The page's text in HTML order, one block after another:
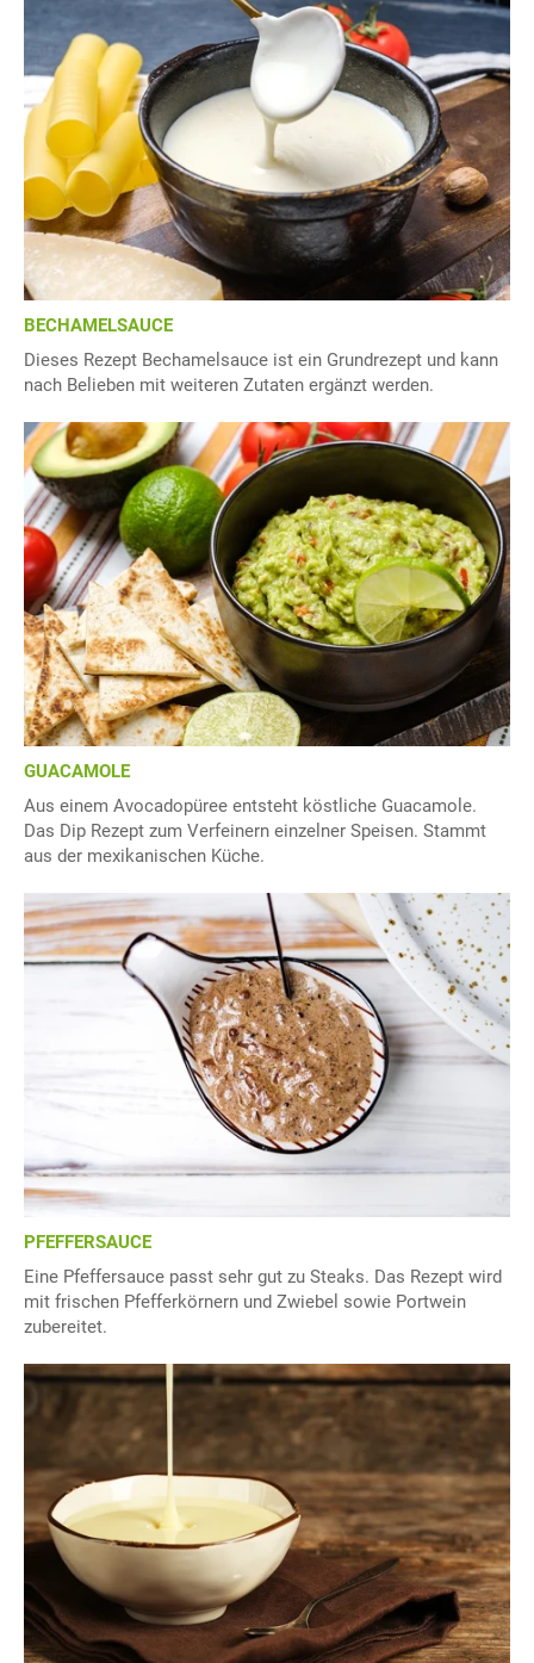
BECHAMELSAUCE
Dieses Rezept Bechamelsauce ist ein Grundrezept und kann
nach Belieben mit weiteren Zutaten ergänzt werden.
GUACAMOLE
Aus einem Avocadopüree entsteht köstliche Guacamole.
Das Dip Rezept zum Verfeinern einzelner Speisen. Stammt
aus der mexikanischen Küche.
PFEFFERSAUCE
Eine Pfeffersauce passt sehr gut zu Steaks. Das Rezept wird
mit frischen Pfefferkörnern und Zwiebel sowie Portwein
zubereitet.